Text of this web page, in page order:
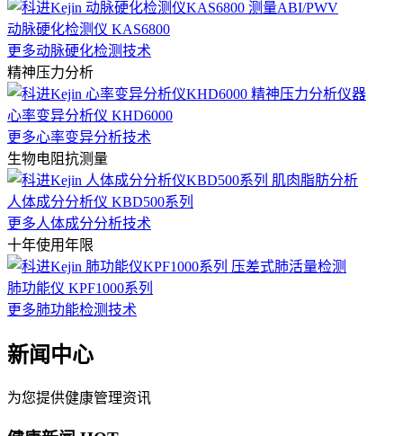
动脉硬化检测仪 KAS6800
更多动脉硬化检测技术
精神压力分析
心率变异分析仪 KHD6000
更多心率变异分析技术
生物电阻抗测量
人体成分分析仪 KBD500系列
更多人体成分分析技术
十年使用年限
肺功能仪 KPF1000系列
更多肺功能检测技术
新闻中心
为您提供健康管理资讯